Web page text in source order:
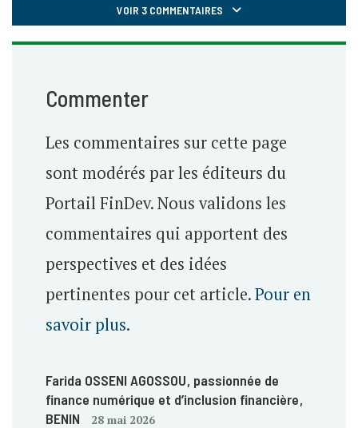
VOIR 3 COMMENTAIRES
Commenter
Les commentaires sur cette page
sont modérés par les éditeurs du
Portail FinDev. Nous validons les
commentaires qui apportent des
perspectives et des idées
pertinentes pour cet article.Pour en
savoir plus.
Farida OSSENI AGOSSOU, passionnée de
finance numérique et d’inclusion financière,
BENIN
28 mai 2026